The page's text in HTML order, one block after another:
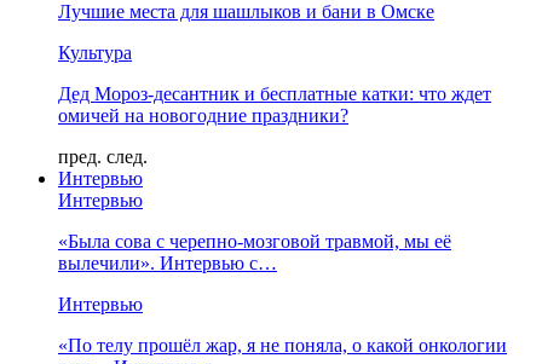
Лучшие места для шашлыков и бани в Омске
Культура
Дед Мороз-десантник и бесплатные катки: что ждет
омичей на новогодние праздники?
пред. след.
Интервью
Интервью
«Была сова с черепно-мозговой травмой, мы её
вылечили». Интервью с…
Интервью
«По телу прошёл жар, я не поняла, о какой онкологии